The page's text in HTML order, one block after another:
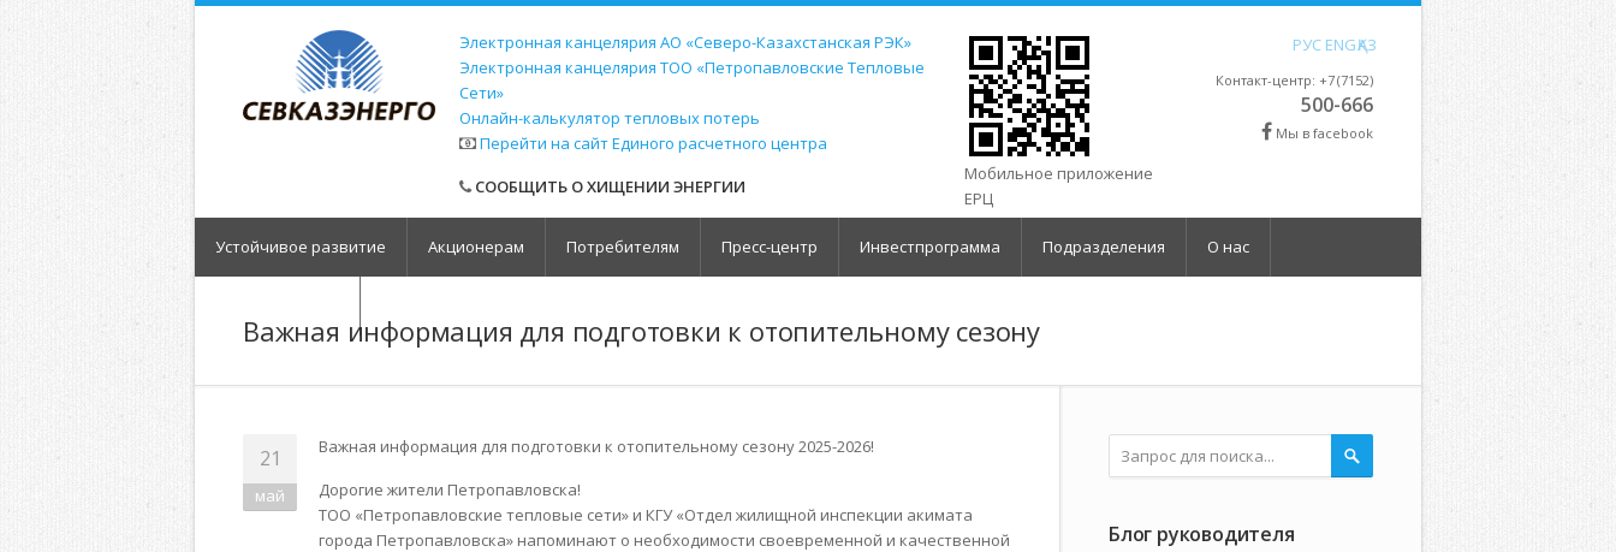
Электронная канцелярия АО «Северо-Казахстанская РЭК»
Электронная канцелярия ТОО «Петропавловские Тепловые
Сети»
Онлайн-калькулятор тепловых потерь
Перейти на сайт Единого расчетного центра
СООБЩИТЬ О ХИЩЕНИИ ЭНЕРГИИ
Мобильное приложение
ЕРЦ
РУС ENGҚАЗ
Контакт-центр: +7 (7152)
500-666
Мы в facebook
Устойчивое развитие Акционерам Потребителям Пресс-центр Инвестпрограмма Подразделения О нас
Важная информация для подготовки к отопительному сезону
21
май
Важная информация для подготовки к отопительному сезону 2025-2026!
Дорогие жители Петропавловска!
ТОО «Петропавловские тепловые сети» и КГУ «Отдел жилищной инспекции акимата
города Петропавловска» напоминают о необходимости своевременной и качественной
Блог руководителя